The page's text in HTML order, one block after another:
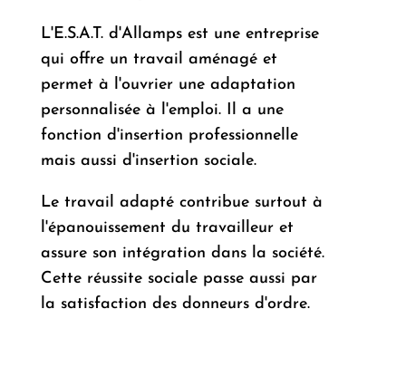
L'E.S.A.T. d'Allamps est une entreprise
qui offre un travail aménagé et
permet à l'ouvrier une adaptation
personnalisée à l'emploi. Il a une
fonction d'insertion professionnelle
mais aussi d'insertion sociale.
Le travail adapté contribue surtout à
l'épanouissement du travailleur et
assure son intégration dans la société.
Cette réussite sociale passe aussi par
la satisfaction des donneurs d'ordre.